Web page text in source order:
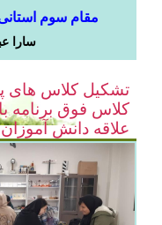
مقام سوم
سارا
تشکیل کلاس های
کلاس فوق برنامه
علاقه دانش